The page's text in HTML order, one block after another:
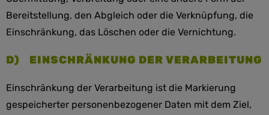
Bereitstellung, den Abgleich oder die Verknüpfung, die
Einschränkung, das Löschen oder die Vernichtung.
D) EINSCHRÄNKUNG DER VERARBEITUNG
Einschränkung der Verarbeitung ist die Markierung
gespeicherter personenbezogener Daten mit dem Ziel,